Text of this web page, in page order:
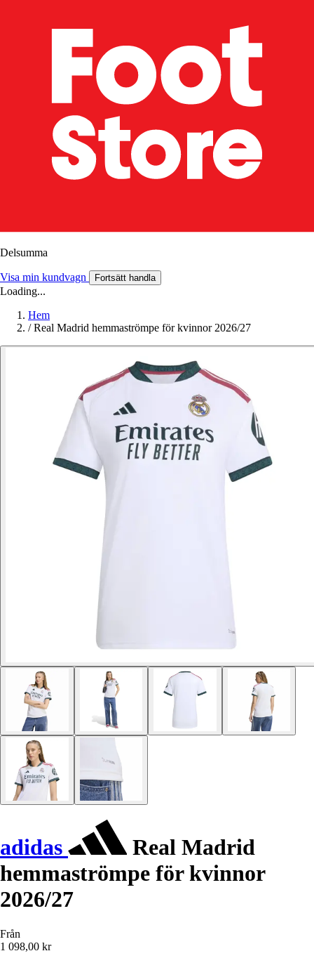
Delsumma
Visa min kundvagn Fortsätt handla
Loading...
Hem
/ Real Madrid hemmaströmpe för kvinnor 2026/27
adidas
Real Madrid
hemmaströmpe för kvinnor
2026/27
Från
1 098,00 kr